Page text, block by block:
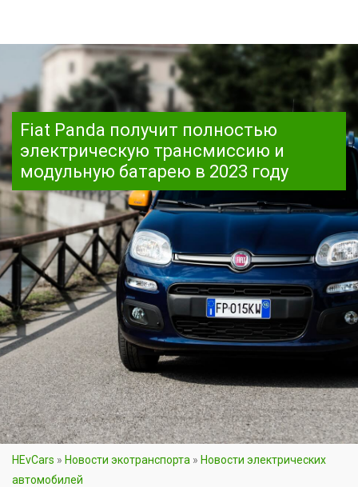
Fiat Panda получит полностью
электрическую трансмиссию и
модульную батарею в 2023 году
HEvCars » Новости экотранспорта » Новости электрических
автомобилей